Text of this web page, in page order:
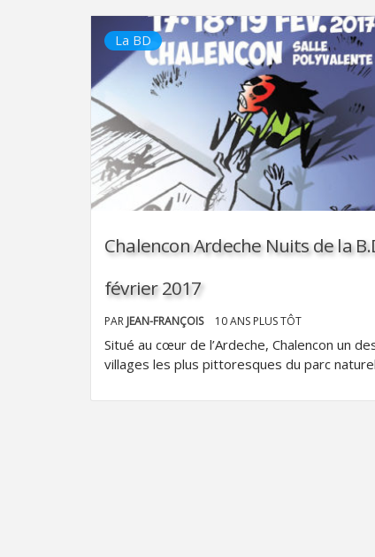
La BD
Chalencon Ardeche Nuits de la
février 2017
PAR JEAN-FRANÇOIS 10 ANS PLUS TÔT
Situé au cœur de l’Ardeche, Chalencon un
villages les plus pittoresques du parc naturel